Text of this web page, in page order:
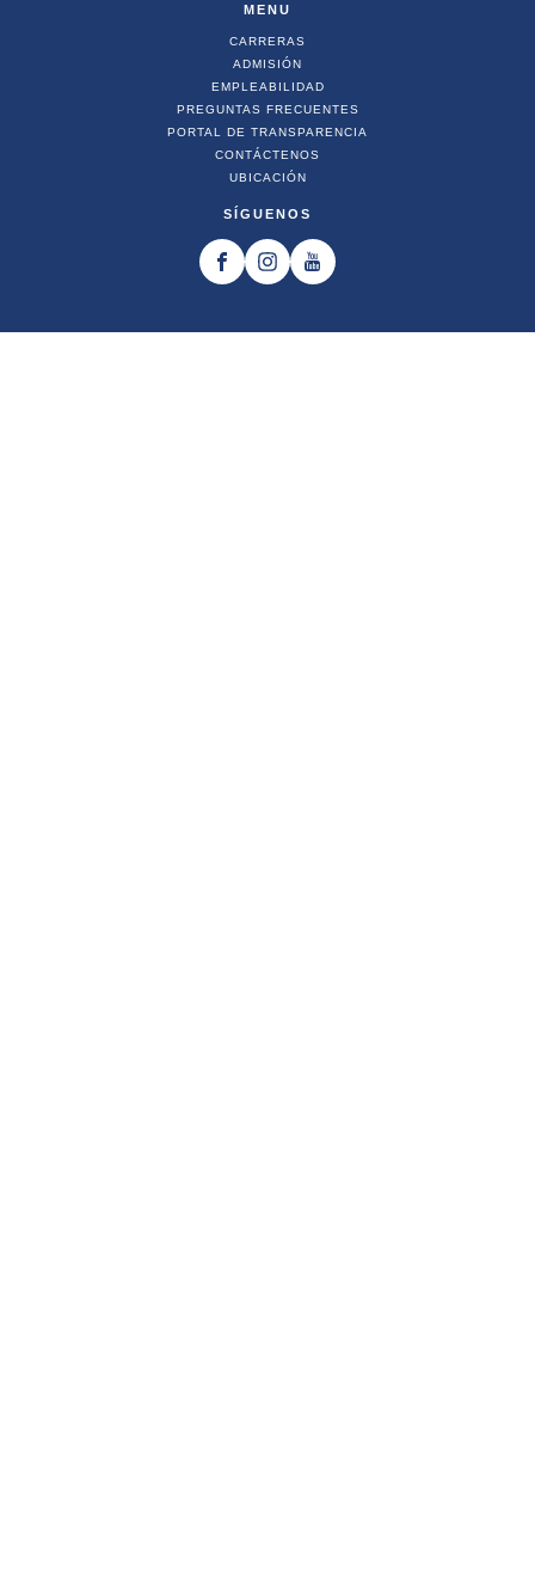
MENU
CARRERAS
ADMISIÓN
EMPLEABILIDAD
PREGUNTAS FRECUENTES
PORTAL DE TRANSPARENCIA
CONTÁCTENOS
UBICACIÓN
SÍGUENOS